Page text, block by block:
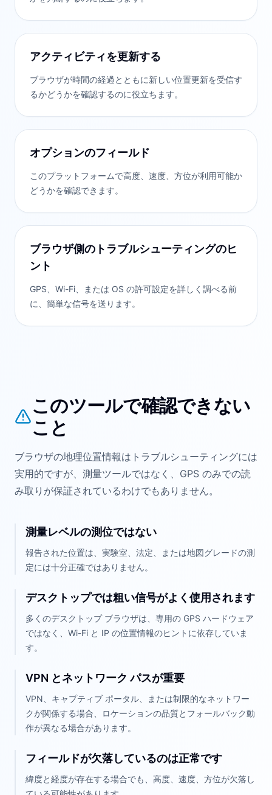
アクティビティを更新する
ブラウザが時間の経過とともに新しい位置更新を受信す
るかどうかを確認するのに役立ちます。
オプションのフィールド
このプラットフォームで高度、速度、方位が利用可能か
どうかを確認できます。
ブラウザ側のトラブルシューティングのヒ
ント
GPS、Wi-Fi、または OS の許可設定を詳しく調べる前
に、簡単な信号を送ります。
このツールで確認できない
こと
ブラウザの地理位置情報はトラブルシューティングには
実用的ですが、測量ツールではなく、GPS のみでの読
み取りが保証されているわけでもありません。
測量レベルの測位ではない
報告された位置は、実験室、法定、または地図グレードの測
定には十分正確ではありません。
デスクトップでは粗い信号がよく使用されます
多くのデスクトップ ブラウザは、専用の GPS ハードウェア
ではなく、Wi-Fi と IP の位置情報のヒントに依存していま
す。
VPN とネットワーク パスが重要
VPN、キャプティブ ポータル、または制限的なネットワー
クが関係する場合、ロケーションの品質とフォールバック動
作が異なる場合があります。
フィールドが欠落しているのは正常です
緯度と経度が存在する場合でも、高度、速度、方位が欠落し